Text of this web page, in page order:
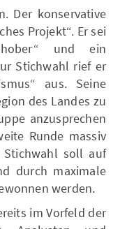
Der konservative
Projekt“. Er sei
und ein
Stichwahl rief er
aus. Seine
des Landes zu
anzusprechen
Runde massiv
Stichwahl soll auf
durch maximale
werden.
im Vorfeld der